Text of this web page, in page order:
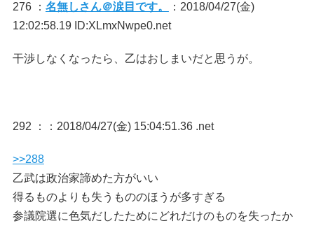
276 ： 名無しさん＠涙目です。
：2018/04/27(金)
12:02:58.19 ID:XLmxNwpe0.net
干渉しなくなったら、乙はおしまいだと思うが。
292 ： ：2018/04/27(金) 15:04:51.36 .net
>>288
乙武は政治家諦めた方がいい
得るものよりも失うもののほうが多すぎる
参議院選に色気だしたためにどれだけのものを失ったか